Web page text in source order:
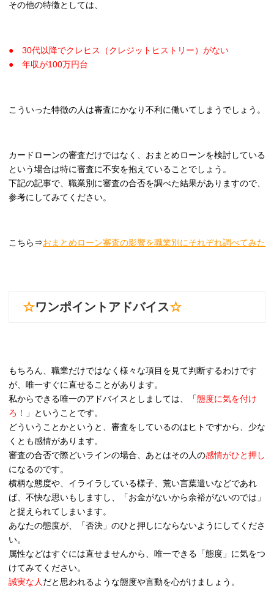
その他の特徴としては、
● 30代以降でクレヒス（クレジットヒストリー）がない
● 年収が100万円台
こういった特徴の人は審査にかなり不利に働いてしまうでしょう。
カードローンの審査だけではなく、おまとめローンを検討している
という場合は特に審査に不安を抱えていることでしょう。
下記の記事で、職業別に審査の合否を調べた結果がありますので、
参考にしてみてください。
こちら⇒おまとめローン審査の影響を職業別にそれぞれ調べてみた
☆ワンポイントアドバイス☆
もちろん、職業だけではなく様々な項目を見て判断するわけです
が、唯一すぐに直せることがあります。
私からできる唯一のアドバイスとしましては、「態度に気を付け
ろ！
」ということです。
どういうことかというと、審査をしているのはヒトですから、少な
くとも感情があります。
審査の合否で際どいラインの場合、あとはその人の感情がひと押し
になるのです。
横柄な態度や、イライラしている様子、荒い言葉遣いなどであれ
ば、不快な思いもしますし、「お金がないから余裕がないのでは」
と捉えられてしまいます。
あなたの態度が、「否決」のひと押しにならないようにしてくださ
い。
属性などはすぐには直せませんから、唯一できる「態度」に気をつ
けてみてください。
誠実な人 だと思われるような態度や言動を心がけましょう。